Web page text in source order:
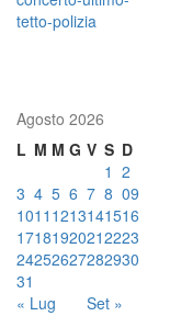
Agosto 2026
L M M G V S D
« Lug Set »
1 2
3 4 5 6 7 8 09
1011 1213141516
17181920212223
24252627282930
31